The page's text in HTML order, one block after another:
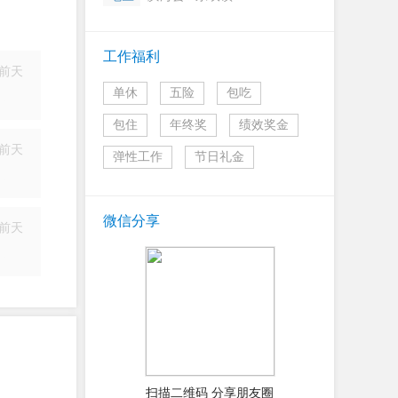
天
天
天
工作福利
单休 五险 包吃
包住 年终奖 绩效奖金
弹性工作 节日礼金
微信分享
扫描二维码 分享朋友圈